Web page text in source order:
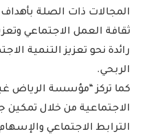
المجالات ذات الصلة
ثقافة العمل الاجتماعي
رائدة نحو تعزيز التنمية
الربحي.
كما تركز “مؤسسة الرياض
الاجتماعية من خلال تمكين
الترابط الاجتماعي